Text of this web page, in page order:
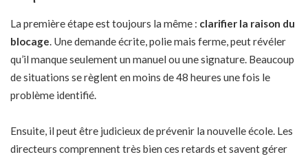
La première étape est toujours la même : clarifier la raison du
blocage. Une demande écrite, polie mais ferme, peut révéler
qu’il manque seulement un manuel ou une signature. Beaucoup
de situations se règlent en moins de 48 heures une fois le
problème identifié.
Ensuite, il peut être judicieux de prévenir la nouvelle école. Les
directeurs comprennent très bien ces retards et savent gérer